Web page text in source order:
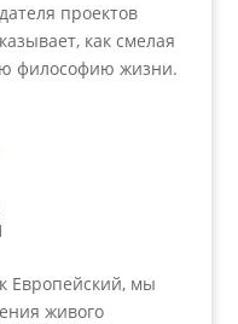
проектов
как смелая
философию жизни.
Европейский, мы
живого